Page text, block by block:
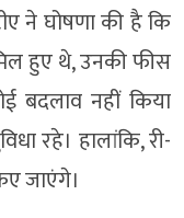
ने घोषणा की है कि
हुए थे, उनकी फीस
बदलाव नहीं किया
रहे। हालांकि, री-
जाएंगे।